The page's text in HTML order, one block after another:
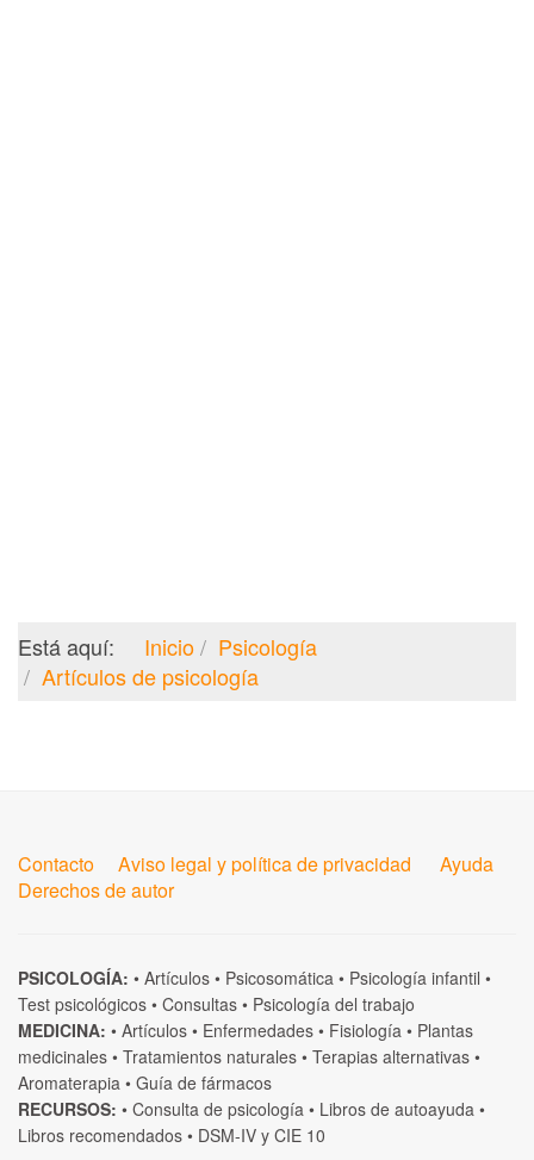
Está aquí: Inicio
Psicología
Artículos de psicología
Contacto Aviso legal y política de privacidad
Ayuda
Derechos de autor
PSICOLOGÍA: • Artículos • Psicosomática • Psicología infantil •
Test psicológicos • Consultas • Psicología del trabajo
MEDICINA: • Artículos • Enfermedades • Fisiología • Plantas
medicinales • Tratamientos naturales • Terapias alternativas •
Aromaterapia • Guía de fármacos
RECURSOS: • Consulta de psicología • Libros de autoayuda •
Libros recomendados • DSM-IV y CIE 10